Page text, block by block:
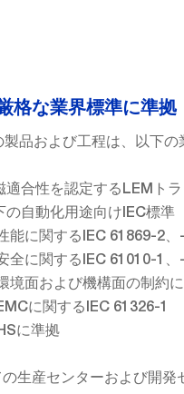
格な業界標準に準拠
製品および工程は、以下の
適合性を認定するLEMト
の自動化用途向けIEC標準
能に関するIEC 61869-2
全に関するIEC 61010-1
境面および機構面の制約
に関するIEC 61326-1
に準拠
生産センターおよび開